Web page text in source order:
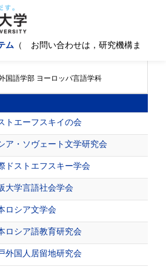
ム （ お問い合わせは，研究機構ま
国語学部 ヨーロッパ言語学科
トエーフスキイの会
ア・ソヴェート文学研究会
ドストエフスキー学会
大学言語社会学会
ロシア文学会
ロシア語教育研究会
外国人居留地研究会